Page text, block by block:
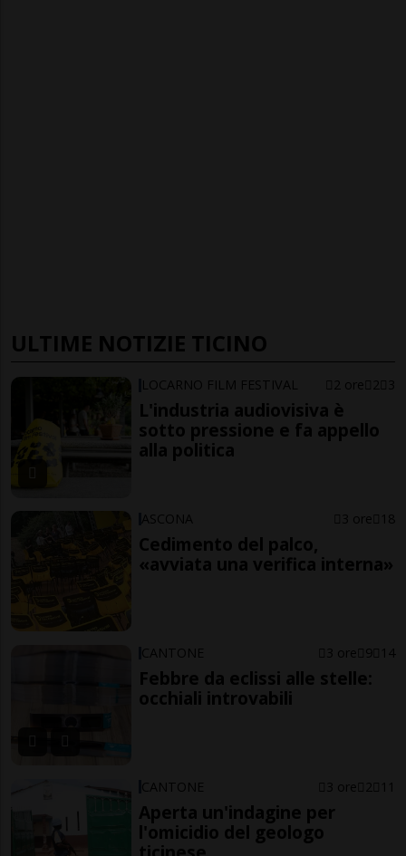
ULTIME NOTIZIE TICINO
LOCARNO FILM FESTIVAL 2 ore 2 3
L'industria audiovisiva è
sotto pressione e fa appello
alla politica
ASCONA 3 ore 18
Cedimento del palco,
«avviata una verifica interna»
CANTONE 3 ore 9 14
Febbre da eclissi alle stelle:
occhiali introvabili
CANTONE 3 ore 2 11
Aperta un'indagine per
l'omicidio del geologo